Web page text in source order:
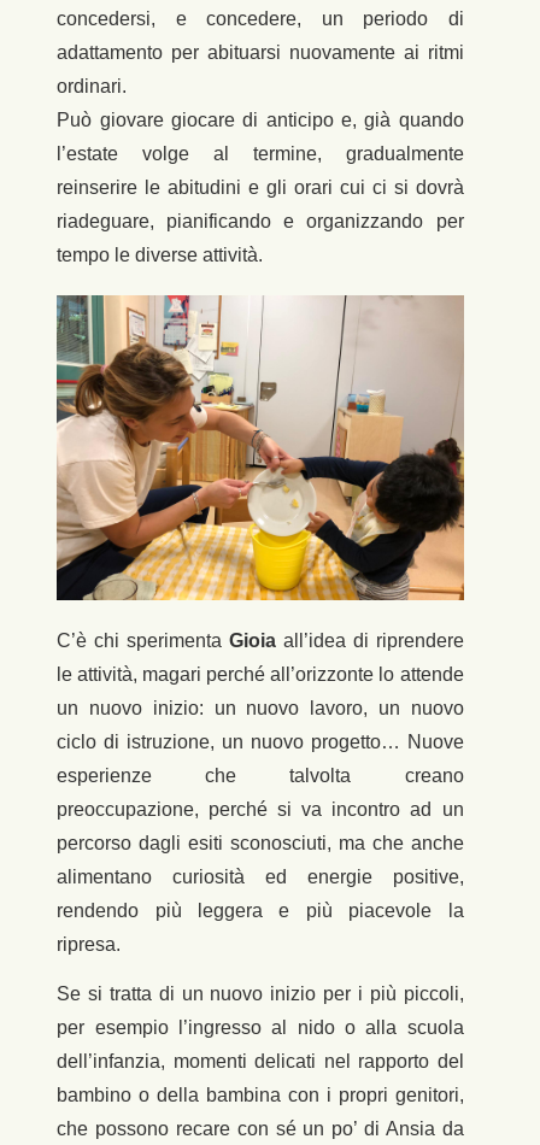
concedersi, e concedere, un periodo di
adattamento per abituarsi nuovamente ai ritmi
ordinari.
Può giovare giocare di anticipo e, già quando
l’estate volge al termine, gradualmente
reinserire le abitudini e gli orari cui ci si dovrà
riadeguare, pianificando e organizzando per
tempo le diverse attività.
C’è chi sperimenta Gioiaall’idea di riprendere
le attività, magari perché all’orizzonte lo attende
un nuovo inizio: un nuovo lavoro, un nuovo
ciclo di istruzione, un nuovo progetto… Nuove
esperienze che talvolta creano
preoccupazione, perché si va incontro ad un
percorso dagli esiti sconosciuti, ma che anche
alimentano curiosità ed energie positive,
rendendo più leggera e più piacevole la
ripresa.
Se si tratta di un nuovo inizio per i più piccoli,
per esempio l’ingresso al nido o alla scuola
dell’infanzia, momenti delicati nel rapporto del
bambino o della bambina con i propri genitori,
che possono recare con sé un po’ di Ansia da